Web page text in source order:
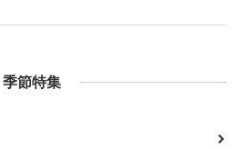
季節特集